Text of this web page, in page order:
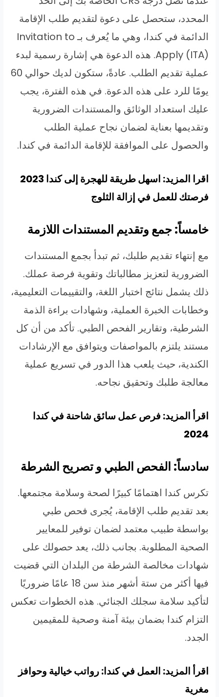
المحدد، ستحصل على دعوة لتقديم طلب الإقامة
الدائمة في كندا، وهي ما يُعرف بـ Invitation to
Apply (ITA). هذه الدعوة هي إشارة رسمية لبدء
عملية تقديم الطلب. عادةً، ستكون لديك حوالي 60
يومًا للرد على هذه الدعوة. في هذه الفترة، يجب
عليك استعداد الوثائق والمستندات الضرورية
وتقديمها بعناية لضمان نجاح عملية الطلب
والحصول على الموافقة للإقامة الدائمة في كندا.
اقرا المزيد: اسهل طريقة للهجرة إلى كندا 2023
فرصتك للعمل في إزالة الثلوج
خامساً: جمع وتقديم المستندات اللازمة
مع إنتهاء تقديم طلبك، ثم تبدأ بجمع المستندات
الضرورية لتعزيز مطالباتك وتقوية فرصة عملك.
ذلك يشمل نتائج اختبار اللغة، والتقييمات التعليمية،
وخطابات الخبرة العملية، وشهادات براءة الذمة
الشرطية، وتقارير الفحص الطبي. تأكد من أن كل
مستند يلتزم بالمواصفات ويتوافق مع الإرشادات
الكندية، حيث يلعب هذا الدور في تسريع عملية
معالجة طلبك وتحقيق نجاحه.
اقرأ المزيد: فرص عمل سائق شاحنة في كندا
2024
سادساً: الفحص الطبي و تصريح الشرطة
تكرس كندا اهتمامًا كبيرًا لصحة وسلامة مجتمعها.
بعد تقديم طلب الإقامة، يُجرى فحص طبي
بواسطة طبيب معتمد لضمان توفير للمعايير
الصحية المطلوبة. بجانب ذلك، يعد حصولك على
شهادات مخالصة الشرطة من البلدان التي قضيت
فيها أكثر من ستة أشهر منذ سن 18 عامًا ضروريًا
لتأكيد سلامة سجلك الجنائي. هذه الخطوات تعكس
التزام كندا بضمان بيئة آمنة وصحية للمقيمين
الجدد.
اقرأ المزيد: العمل في كندا: رواتب خيالية وحوافز
مغرية